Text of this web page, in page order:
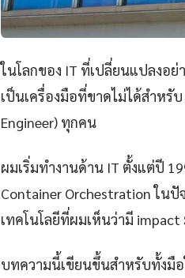
ในโลกของ IT ที่เปลี่ยนแปลงอย่า
เป็นเครื่องมือที่ขาดไม่ได้สำหรับ
Engineer) ทุกคน
ผมเริ่มทำงานด้าน IT ตั้งแต่ปี
Container Orchestration ในปั
เทคโนโลยีที่ผมเห็นว่ามี
บทความนี้เขียนขึ้นสำหรับทั้งมื